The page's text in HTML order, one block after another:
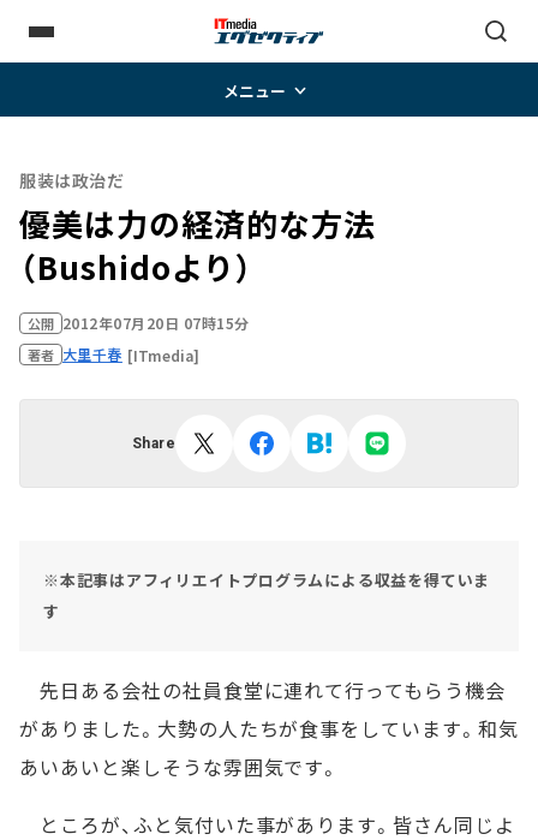
メニュー
服装は政治だ
優美は力の経済的な方法
（Bushidoより）
公開 2012年07月20日 07時15分
著者 大里千春 [ITmedia]
Share
※本記事はアフィリエイトプログラムによる収益を得ていま
す
先日ある会社の社員食堂に連れて行ってもらう機会
がありました。大勢の人たちが食事をしています。和気
あいあいと楽しそうな雰囲気です。
ところが、ふと気付いた事があります。皆さん同じよ